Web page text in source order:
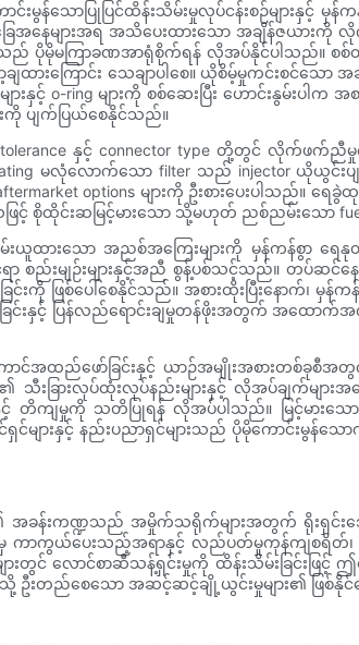
ောပြုပြင်ထိန်းသိမ်းမှုလုပ်ငန်းစဉ်များနှင့် မှန်
ေများအရ အသိပေးထားသော အချိန်ဇယားကို လို
ပိုမိုမကြာခဏအာရုံစိုက်ရန် လိုအပ်နိုင်ပါသည်။ စစ်
ားကြောင်း သေချာပါစေ။ ယိုစိမ့်မှုကင်းစင်သော
းနှင့် o-ring များကို စစ်ဆေးပြီး ဟောင်းနွမ်း
းကို ပျက်ပြယ်စေနိုင်သည်။
tolerance နှင့် connector type တို့တွင် လိုက်
rating မလုံလောက်သော filter သည် injector ယိုယွင်
options များကို ဦးစားပေးပါသည်။ ရေခွဲ
သဖြင့် စိုထိုင်းဆမြင့်မားသော သို့မဟုတ် ညစ်ညမ်းသော
ယူထားသော အညစ်အကြေးများကို မှန်ကန်စွာ ရ
င်ရာ စည်းမျဉ်းများနှင့်အညီ စွန့်ပစ်သင့်သည်။ တပ်
ကို ဖြစ်ပေါ်စေနိုင်သည်။ အစားထိုးပြီးနောက်၊
းခြင်းနှင့် ပြန်လည်ရောင်းချမှုတန်ဖိုးအတွက် အထ
ာင်အထည်ဖော်ခြင်းနှင့် ယာဉ်အမျိုးအစားတစ်ခုစီ
းခြားလုပ်ထုံးလုပ်နည်းများနှင့် လိုအပ်ချက်များ
းနှင့် တိကျမှုကို သတိပြုရန် လိုအပ်ပါသည်။ မြင့်မား
များနှင့် နည်းပညာရှင်များသည် ပိုမိုကောင်းမွန်
အခန်းကဏ္ဍသည် အမှိုက်သရိုက်များအတွက် ရိုးရှင်းသ
ခြင်းမှ ကာကွယ်ပေးသည့်အရာနှင့် လည်ပတ်မှုကုန်ကျ
တွင် လောင်စာဆီသန့်ရှင်းမှုကို ထိန်းသိမ်းခြင်းဖြ
ဆီသို့ ဦးတည်စေသော အဆင့်ဆင့်ချို့ယွင်းမှုများ၏ ဖြစ်နို